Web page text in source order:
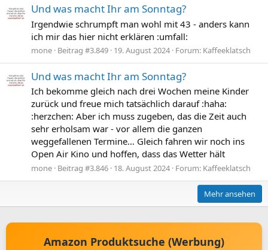
Und was macht Ihr am Sonntag?
Irgendwie schrumpft man wohl mit 43 - anders kann
ich mir das hier nicht erklären :umfall:
mone Beitrag #3.849 19. August 2024 Forum: Kaffeeklatsch
Und was macht Ihr am Sonntag?
Ich bekomme gleich nach drei Wochen meine Kinder
zurück und freue mich tatsächlich darauf :haha:
:herzchen: Aber ich muss zugeben, das die Zeit auch
sehr erholsam war - vor allem die ganzen
weggefallenen Termine… Gleich fahren wir noch ins
Open Air Kino und hoffen, dass das Wetter hält
mone Beitrag #3.846 18. August 2024 Forum: Kaffeeklatsch
Mehr ansehen
Amazon Produktsuche (Werbung)